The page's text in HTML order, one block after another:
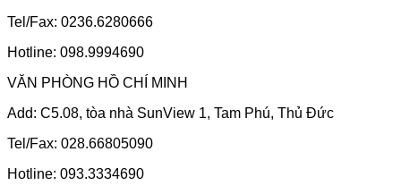
Tel/Fax: 0236.6280666
Hotline: 098.9994690
VĂN PHÒNG HỒ CHÍ MINH
Add: C5.08, tòa nhà SunView 1, Tam Phú, Thủ Đức
Tel/Fax: 028.66805090
Hotline: 093.3334690